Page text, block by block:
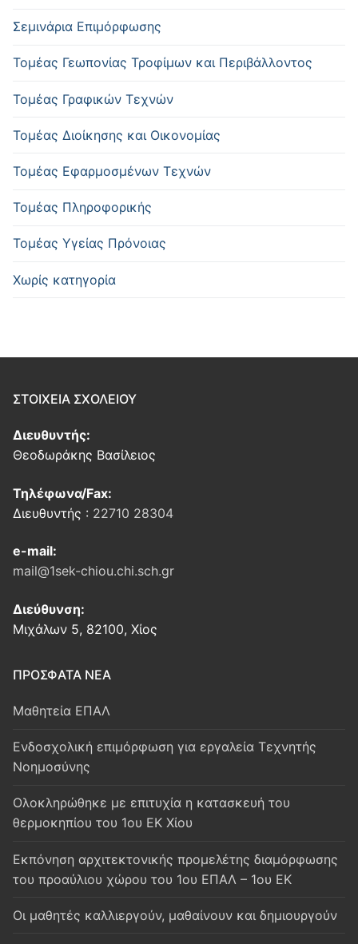
Σεμινάρια Επιμόρφωσης
Τομέας Γεωπονίας Τροφίμων και Περιβάλλοντος
Τομέας Γραφικών Τεχνών
Τομέας Διοίκησης και Οικονομίας
Τομέας Εφαρμοσμένων Τεχνών
Τομέας Πληροφορικής
Τομέας Υγείας Πρόνοιας
Χωρίς κατηγορία
ΣΤΟΙΧΕΙΑ ΣΧΟΛΕΙΟΥ
Διευθυντής:
Θεοδωράκης Βασίλειος
Τηλέφωνα/Fax:
Διευθυντής : 22710 28304
e-mail:
mail@1sek-chiou.chi.sch.gr
Διεύθυνση:
Μιχάλων 5, 82100, Χίος
ΠΡΟΣΦΑΤΑ ΝΕΑ
Μαθητεία ΕΠΑΛ
Ενδοσχολική επιμόρφωση για εργαλεία Τεχνητής
Νοημοσύνης
Oλοκληρώθηκε με επιτυχία η κατασκευή του
θερμοκηπίου του 1ου ΕΚ Χίου
Εκπόνηση αρχιτεκτονικής προμελέτης διαμόρφωσης
του προαύλιου χώρου του 1ου ΕΠΑΛ – 1ου ΕΚ
Οι μαθητές καλλιεργούν, μαθαίνουν και δημιουργούν